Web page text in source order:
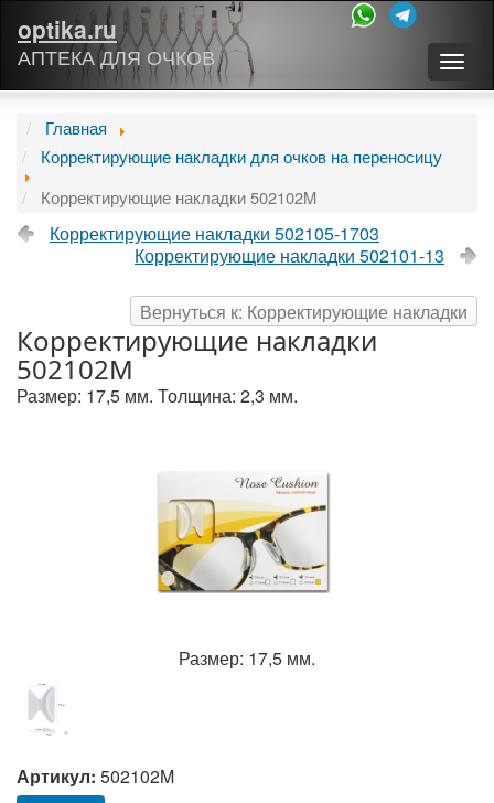
optika.ru
АПТЕКА ДЛЯ ОЧКОВ
Главная
Корректирующие накладки для очков на переносицу
Корректирующие накладки 502102M
Корректирующие накладки 502105-1703
Корректирующие накладки 502101-13
Вернуться к: Корректирующие накладки
Корректирующие накладки
502102M
Размер: 17,5 мм. Толщина: 2,3 мм.
Размер: 17,5 мм.
Артикул: 502102M